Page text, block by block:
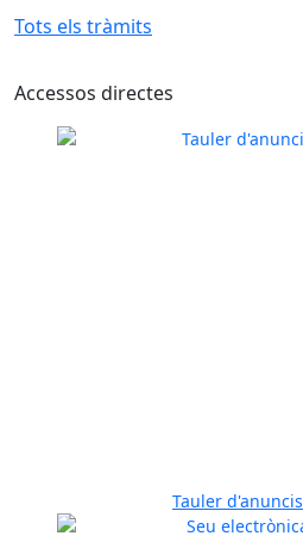
Tots els tràmits
Accessos directes
Tauler d'anuncis